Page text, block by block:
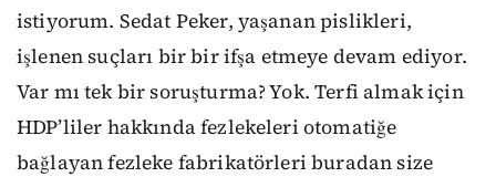
istiyorum. Sedat Peker, yaşanan pislikleri,
işlenen suçları bir bir ifşa etmeye devam ediyor.
Var mı tek bir soruşturma? Yok. Terfi almak için
HDP’liler hakkında fezlekeleri otomatiğe
bağlayan fezleke fabrikatörleri buradan size